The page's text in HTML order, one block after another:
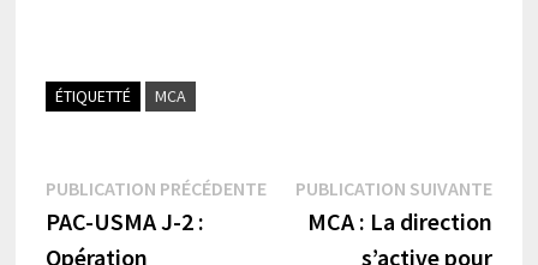
ÉTIQUETTÉ MCA
Navigation
de
PUBLICATION PRÉCÉDENTEPublication
précédente :
PAC-USMA J-2 :
Opération
PUBLICATION SUIVANTE
MCA : La direction
s’active pour